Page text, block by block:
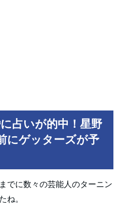
占いが的中！星野
にゲッターズが予
でに数々の芸能人のターニン
ね。